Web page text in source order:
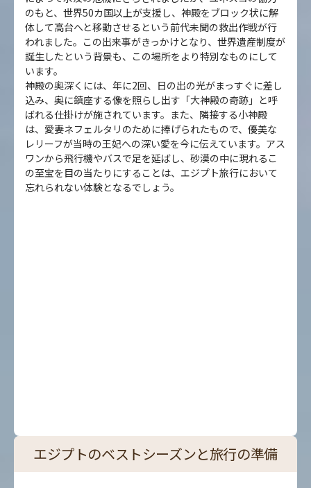
のもと、世界50カ国以上が支援し、神殿をブロック状に解
体して高台へと移動させるという前代未聞の救出作戦が行
われました。この出来事がきっかけとなり、世界遺産制度が
誕生したという背景も、この場所をより特別なものにして
います。
神殿の奥深くには、年に2回、日の出の光がまっすぐに差し
込み、奥に鎮座する像を照らし出す「大神殿の奇跡」と呼
ばれる仕掛けが施されています。また、隣接する小神殿
は、愛妻ネフェルタリのために捧げられたもので、優美な
レリーフが当時の王妃への深い愛を今に伝えています。アス
ワンから飛行機やバスで足を延ばし、砂漠の中に現れるこ
の至宝を目の当たりにすることは、エジプト旅行において
忘れられない体験となるでしょう。
エジプトのベストシーズンと旅行の準備